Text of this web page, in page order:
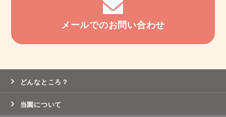
メールでのお問い合わせ
どんなところ？
当園について